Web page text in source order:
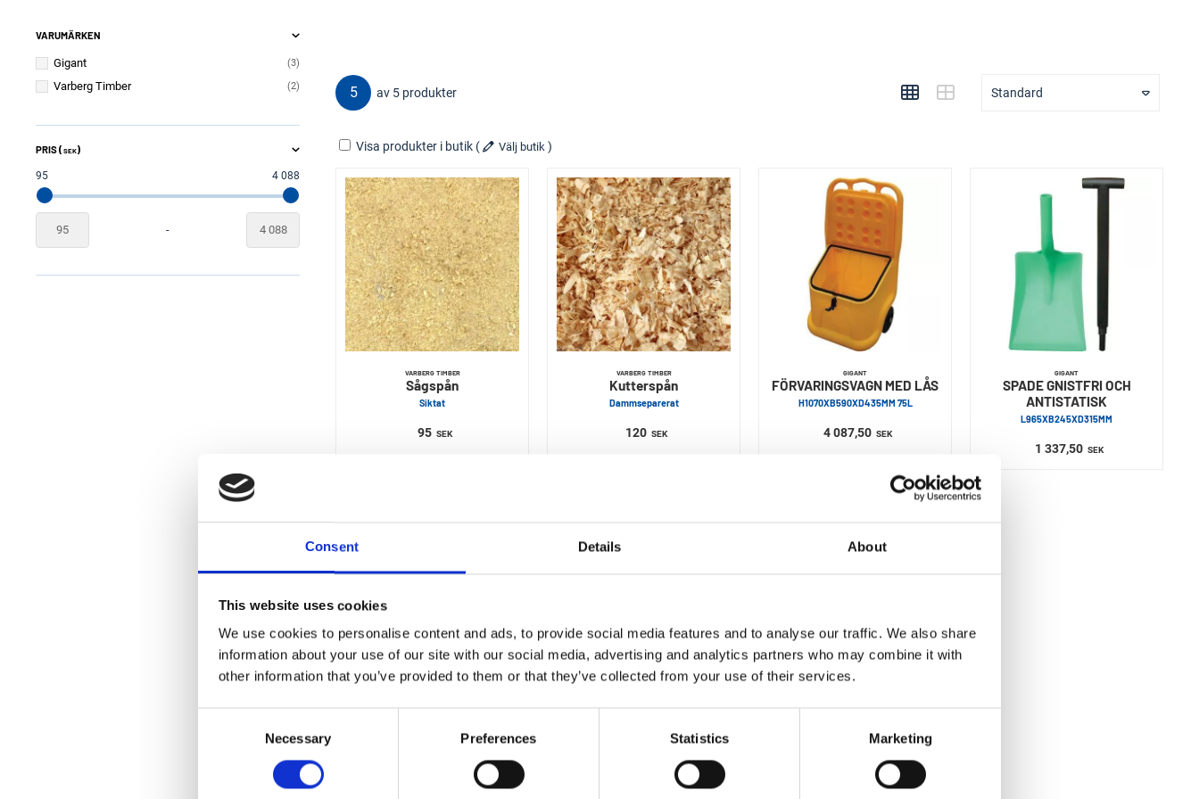
Consent Details About
This website uses cookies
We use cookies to personalise content and ads, to provide social media features and to analyse our traffic. We also share
information about your use of our site with our social media, advertising and analytics partners who may combine it with
other information that you’ve provided to them or that they’ve collected from your use of their services.
Necessary Preferences Statistics Marketing
VARUMÄRKEN
3
Gigant
2
Varberg Timber
PRIS ( SEK)
95 4 088
-
5 av 5 produkter Standard
Visa produkter i butik ( Välj butik )
VARBERG TIMBER
Sågspån
Siktat
95 SEK
VARBERG TIMBER
Kutterspån
Dammseparerat
120 SEK
GIGANT
FÖRVARINGSVAGN MED LÅS
H1070XB590XD435MM 75L
4 087,50 SEK
GIGANT
SPADE GNISTFRI OCH
ANTISTATISK
L965XB245XD315MM
1 337,50 SEK
TELESKOPSPADE MED
CLIPS L480/715XB205XD100MM